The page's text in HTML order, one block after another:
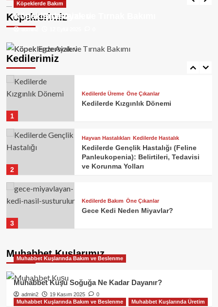
Köpeklerimiz
Köpeklerde Bakım
Köpeklerde Ayak ve Tırnak Bakımı
Köpeklerde Bakım
Köpek Egzersizleri
Kedilerimiz
4
5
Gece Miyavlayan Kedi Nasıl
Susturulur?
1
Kedilerde Üreme Öne Çıkanlar
Kedilerde Kızgınlık Dönemi
2
Hayvan Hastalıkları Kedilerde Hastalık
Kedilerde Gençlik Hastalığı (Feline
Panleukopenia): Belirtileri, Tedavisi
ve Korunma Yolları
3
Kedilerde Bakım Öne Çıkanlar
Gece Kedi Neden Miyavlar?
4
Kedinin Kızgınlığı Geçmiyor Ne
Kedilerde Üreme
Muhabbet Kuşlarımız
Muhabbet Kuşlarında Bakım ve Beslenme
Muhabbet Kuşu Soğuğa Ne Kadar Dayanır?
admin2 19 Kasım 2025
0
Muhabbet Kuşlarında Bakım ve Beslenme
Muhabbet Kuşlarında Üretim